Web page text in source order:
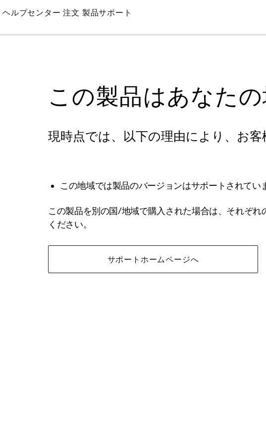
Skip
Main
ヘルプセンター 注文 製品サポート
この製品はあなた
現時点では、以下の理由により、お
この地域では製品のバージョンはサポートされてい
この製品を別の国/地域で購入された場合は、それぞ
ください。
サポートホームページへ